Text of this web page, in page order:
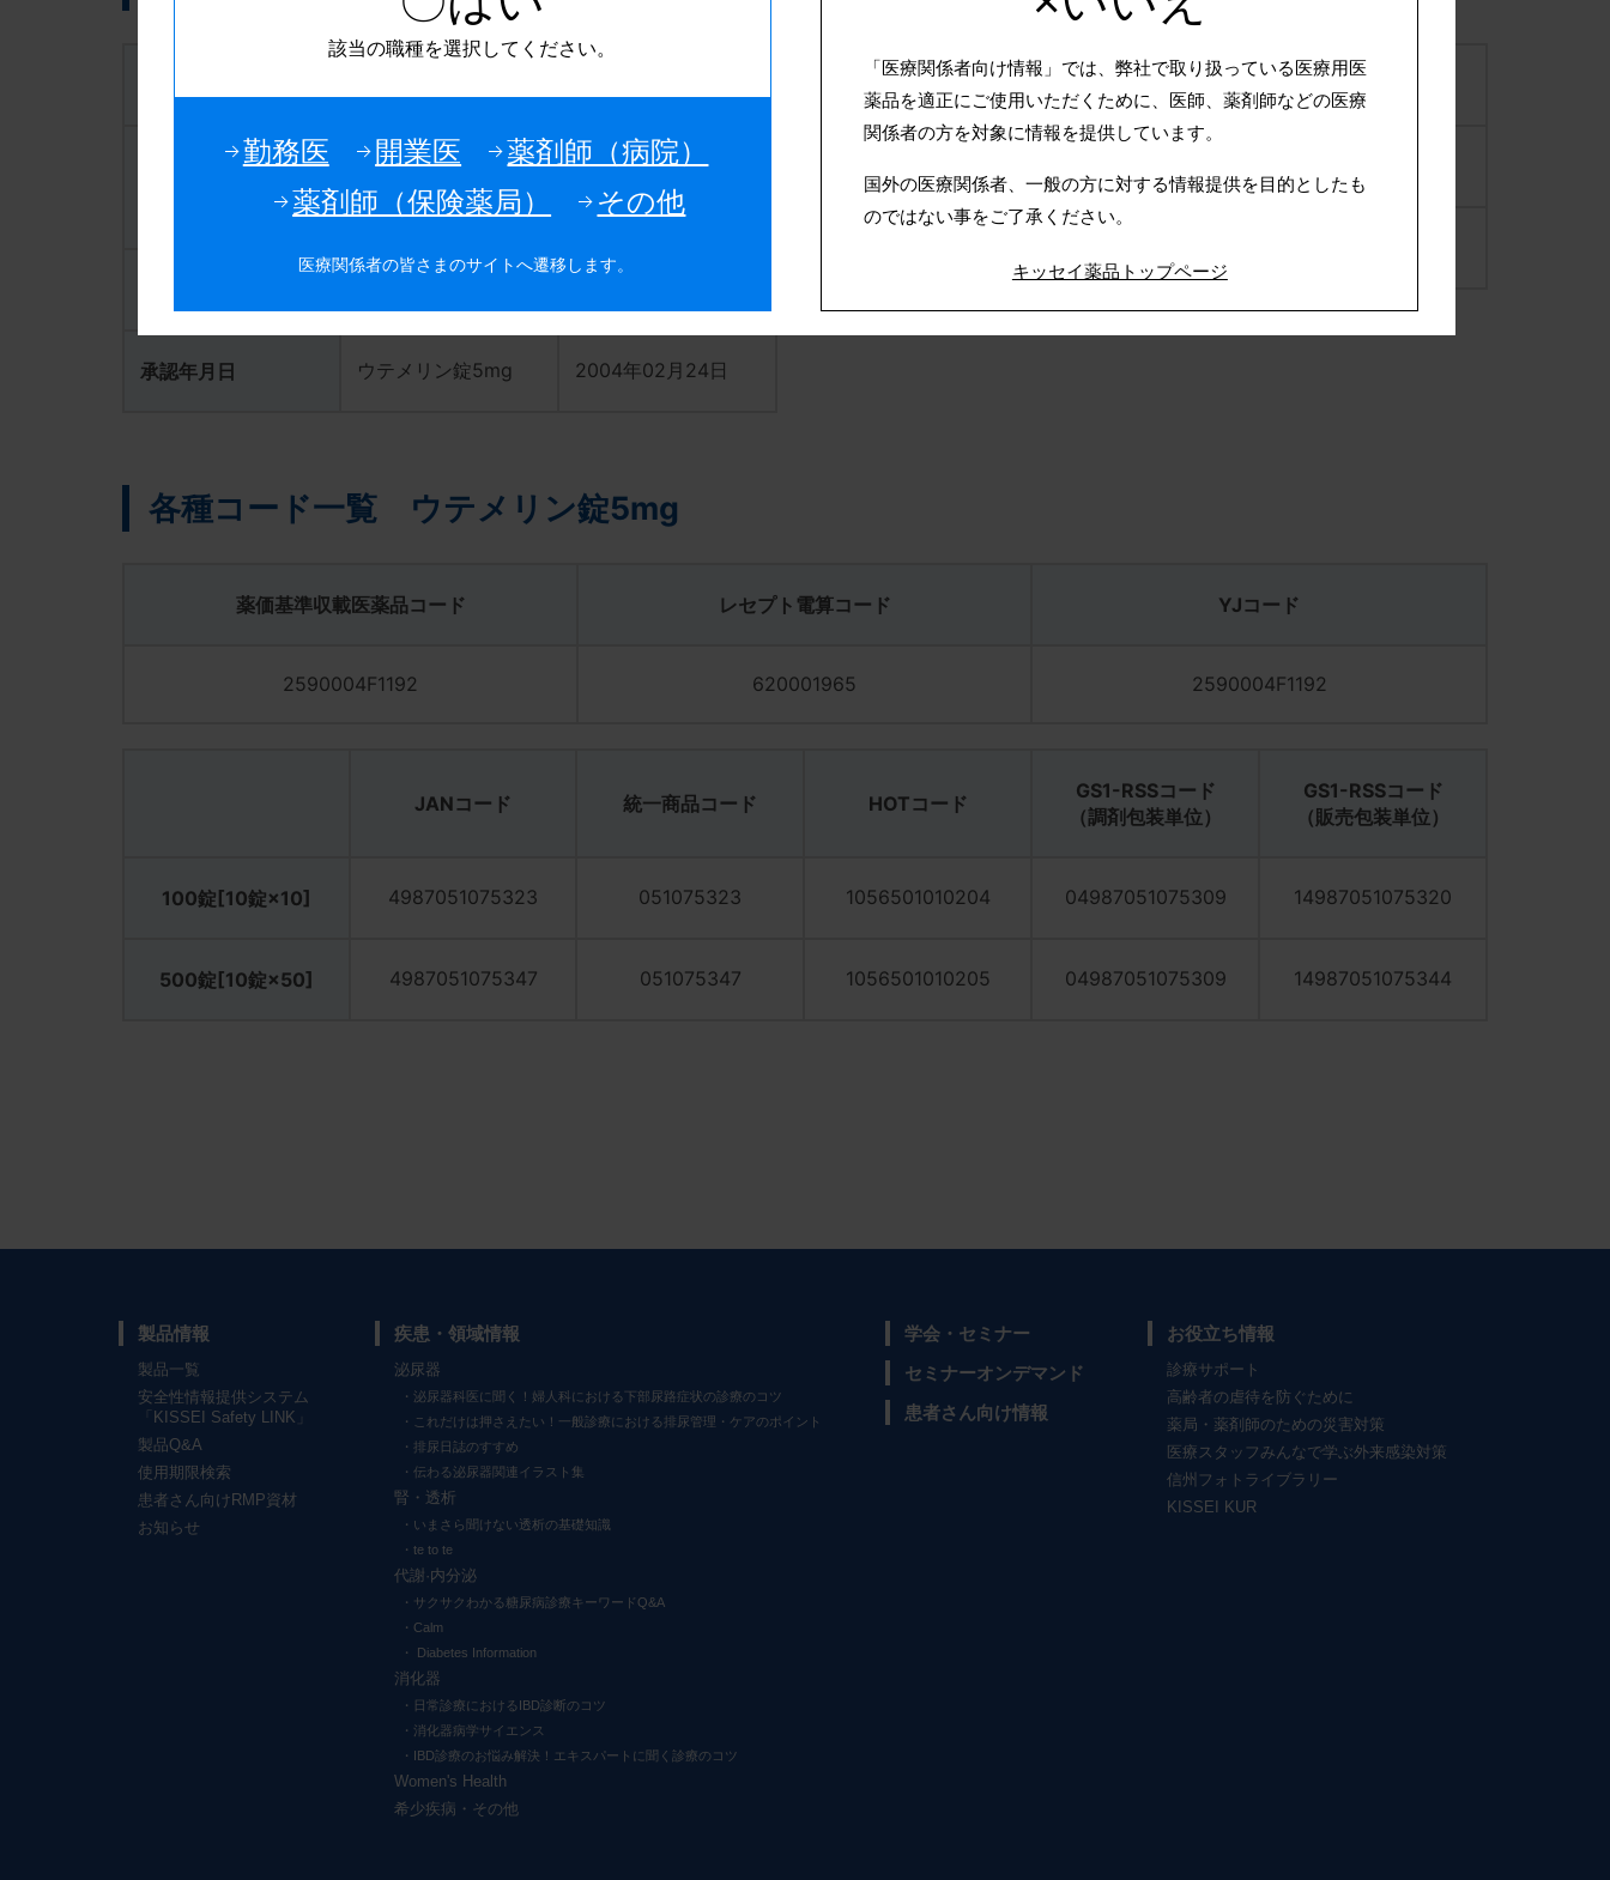
(最終版) JANコード削除、カートンへの可変情報追加等対応
JANコード削除対応及び、カートン新バーコードへの可変情
報追加等のお知らせ
する措置」に関する国内対応について -
おけるウテメリン（注、錠）の有効性、安全性について
2013年10月29日
適正使用のお願い -欧州における短時間作用型β刺激薬に対す
2012年06月12日
ウテメリン錠5mg
室温保存
外箱開封後は遮光し
て保存
承認年月日 ウテメリン錠5mg 2004年02月24日
薬価基準収載年月日 ウテメリン錠5mg 2004年07月09日
各種コード一覧 ウテメリン錠5mg
薬価基準収載医薬品コード レセプト電算コード YJコード
2590004F1192 620001965 2590004F1192
JANコード 統一商品コード HOTコード
GS1-RSSコード
（調剤包装単位）
GS1-RSSコード
（販売包装単位）
100錠[10錠×10] 4987051075323 051075323 1056501010204 04987051075309 14987051075320
500錠[10錠×50] 4987051075347 051075347 1056501010205 04987051075309 14987051075344
製品情報
製品一覧
安全性情報提供システム
「KISSEI Safety LINK」
製品Q&A
使用期限検索
患者さん向けRMP資材
お知らせ
疾患・領域情報
泌尿器
泌尿器科医に聞く！婦人科における下部尿路症状の診療のコツ
これだけは押さえたい！一般診療における排尿管理・ケアのポイント
排尿日誌のすすめ
伝わる泌尿器関連イラスト集
腎・透析
いまさら聞けない透析の基礎知識
te to te
代謝·内分泌
サクサクわかる糖尿病診療キーワードQ&A
Calm
Diabetes Information
消化器
日常診療におけるIBD診断のコツ
消化器病学サイエンス
IBD診療のお悩み解決！エキスパートに聞く診療のコツ
Women's Health
希少疾病・その他
学会・セミナー
セミナーオンデマンド
患者さん向け情報
お役立ち情報
診療サポート
高齢者の虐待を防ぐために
薬局・薬剤師のための災害対策
医療スタッフみんなで学ぶ外来感染対策
信州フォトライブラリー
KISSEI KUR
該当の職種を選択してください。
勤務医 開業医
薬剤師（病院）
薬剤師（保険薬局）
その他
医療関係者の皆さまのサイトへ遷移します。
「医療関係者向け情報」では、弊社で取り扱っている医療用医
薬品を適正にご使用いただくために、医師、薬剤師などの医療
関係者の方を対象に情報を提供しています。
国外の医療関係者、一般の方に対する情報提供を目的としたも
のではない事をご了承ください。
キッセイ薬品トップページ